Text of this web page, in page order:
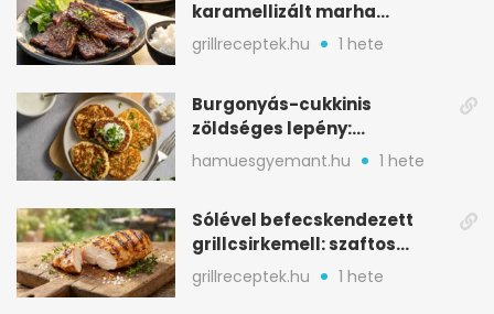
karamellizált marha
rövidborda gyorsan
grillreceptek.hu 1 hete
Burgonyás-cukkinis
zöldséges lepény:
aranybarna, szaftos, hús
nélkül is
hamuesgyemant.hu 1 hete
Sólével befecskendezett
grillcsirkemell: szaftos
marad, nem szárad ki
grillreceptek.hu 1 hete